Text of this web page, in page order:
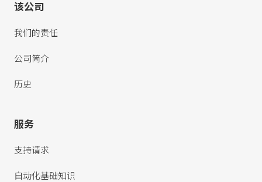
该公司
我们的责任
公司简介
历史
服务
支持请求
自动化基础知识